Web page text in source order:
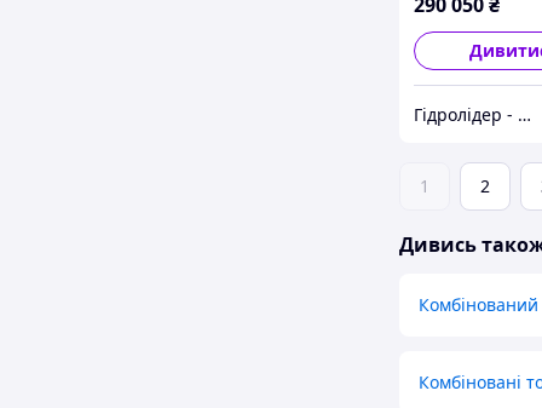
Гідролідер - агротехніка, промислове та будівельне обладнання
1 2
Дивись
Комбіновані